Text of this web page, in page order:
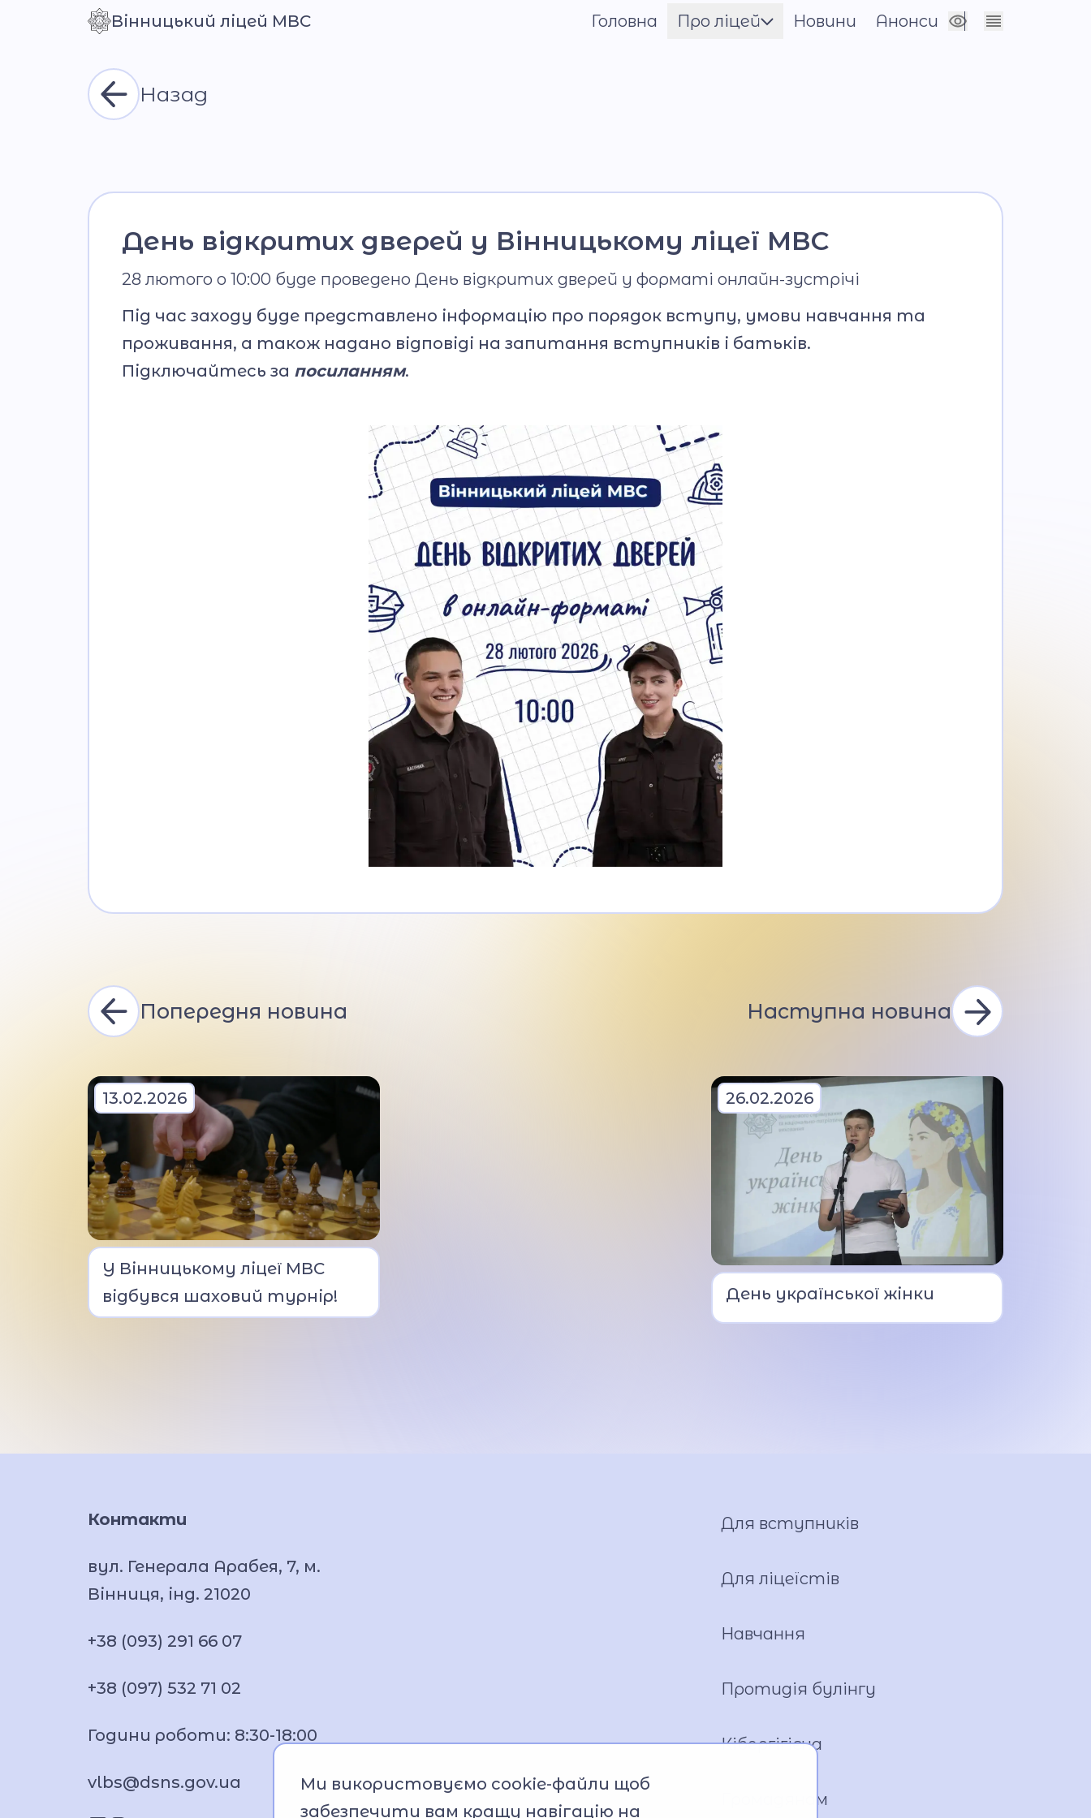
Контраст Сховати налаштування
Вінницький ліцей МВС Головна
Про ліцей
база
Віртуальний тур
Звітність
Новини Анонси
Назад
День відкритих дверей у Вінницькому ліцеї МВС
28 лютого о 10:00 буде проведено День відкритих дверей у форматі онлайн-зустрічі
Під час заходу буде представлено інформацію про порядок вступу, умови навчання та
проживання, а також надано відповіді на запитання вступників і батьків.
Підключайтесь за посиланням.
Попередня новина Наступна новина
13.02.2026
Учасники
продемонстрували
зосередженість, вміння
У Вінницькому ліцеї МВС
відбувся шаховий турнір!
26.02.2026
З нагоди Дня української
День української жінки
Контакти
вул. Генерала Арабея, 7, м.
Вінниця, інд. 21020
+38 (093) 291 66 07
+38 (097) 532 71 02
Години роботи: 8:30-18:00
vlbs@dsns.gov.ua
Для вступників
Для ліцеїстів
Навчання
Протидія булінгу
Кібергігієна
Громадянам
Ми використовуємо cookie-файли щоб
забезпечити вам кращу навігацію на